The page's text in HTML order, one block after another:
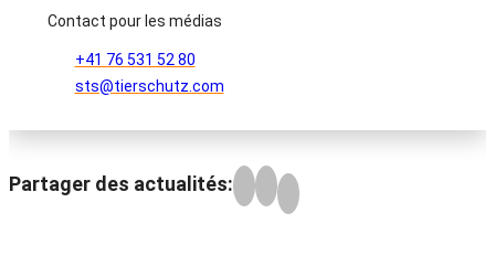
Contact pour les médias
+41 76 531 52 80
sts@tierschutz.com
Partager des actualités: